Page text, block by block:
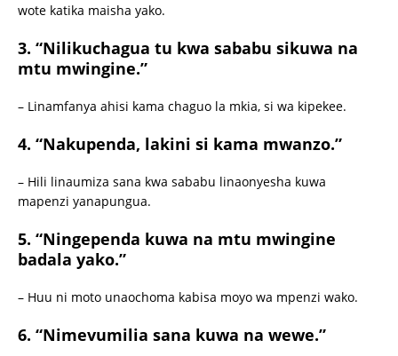
wote katika maisha yako.
3. “Nilikuchagua tu kwa sababu sikuwa na
mtu mwingine.”
– Linamfanya ahisi kama chaguo la mkia, si wa kipekee.
4. “Nakupenda, lakini si kama mwanzo.”
– Hili linaumiza sana kwa sababu linaonyesha kuwa
mapenzi yanapungua.
5. “Ningependa kuwa na mtu mwingine
badala yako.”
– Huu ni moto unaochoma kabisa moyo wa mpenzi wako.
6. “Nimevumilia sana kuwa na wewe.”